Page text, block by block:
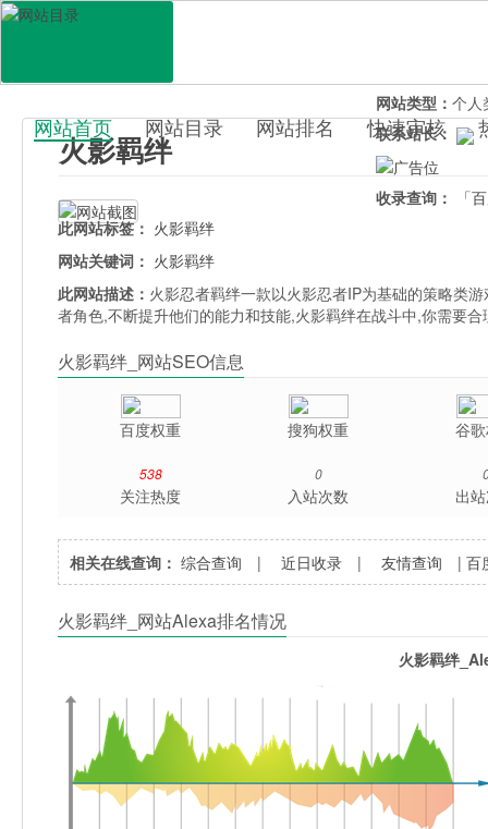
百科目录
网站首页 网站目录 网站排名 快速审核
火影羁绊
网站类型： 个人
联系站长：
收录查询：
「
此网站标签： 火影羁绊
网站关键词： 火影羁绊
此网站描述： 火影忍者羁绊一款以火影忍者IP为基础的策略类
者角色,不断提升他们的能力和技能,火影羁绊在战斗中,你需要
火影羁绊_网站SEO信息
百度权重 搜狗权重 谷
538
关注热度
0
入站次数 出
相关在线查询： 综合查询 |近日收录 |友情查询 |百
火影羁绊_网站Alexa排名情况
火影羁绊